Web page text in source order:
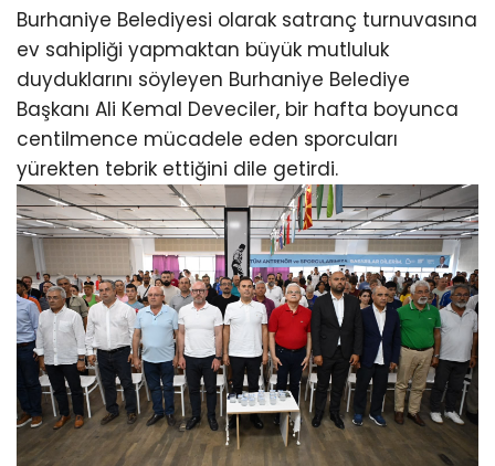
Burhaniye Belediyesi olarak satranç turnuvasına
ev sahipliği yapmaktan büyük mutluluk
duyduklarını söyleyen Burhaniye Belediye
Başkanı Ali Kemal Deveciler, bir hafta boyunca
centilmence mücadele eden sporcuları
yürekten tebrik ettiğini dile getirdi.